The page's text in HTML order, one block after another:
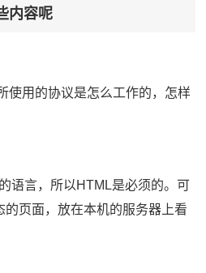
内容呢
使用的协议是怎么工作的，怎样
语言，所以HTML是必须的。可
页面，放在本机的服务器上看